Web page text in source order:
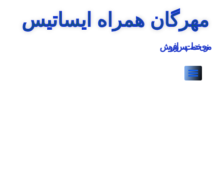
مهرگان همراه ایساتیس
منوی خدمات پس از فروش